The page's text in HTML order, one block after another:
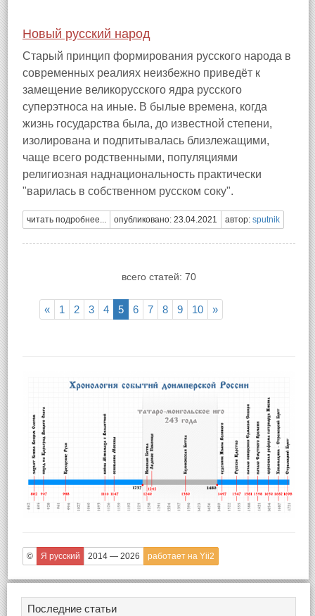
Новый русский народ
Старый принцип формирования русского народа в
современных реалиях неизбежно приведёт к
замещение великорусского ядра русского
суперэтноса на иные. В былые времена, когда
жизнь государства была, до известной степени,
изолирована и подпитывалась близлежащими,
чаще всего родственными, популяциями
религиозная наднациональность практически
"варилась в собственном русском соку".
читать подробнее... опубликовано: 23.04.2021 автор: sputnik
всего статей: 70
« 1 2 3 4 5 6 7 8 9 10 »
© Я русский 2014 — 2026 работает на Yii2
Последние статьи